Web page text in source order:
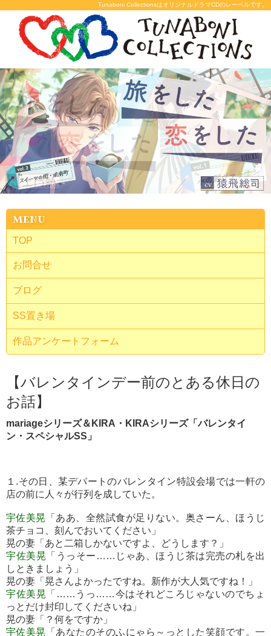
Tunaboni CollectionsはオリジナルドラマCDのレーベルです。
MENU
TOP
お問合せ
ブログ
SS置き場
作品アンケートフォーム
【バレンタインデー前のとある休日の
お話】
mariageシリーズ＆KIRA・KIRAシリーズ「バレンタイ
ン・スペシャルSS」
１.その日、某デパートのバレンタイン特設会場では一軒の
店の前に人々が行列を成していた。
宇佐美晃
「ああ、全然試食が足りない。奥さーん、ほうじ
茶チョコ、刻んでおいてください」
晃の妻「あと二箱しかないですよ、どうします？」
宇佐美晃 「うっそー……じゃあ、ほうじ茶は完売の札を出
しときましょう」
晃の妻「晃さんよかったですね。新作が大人気ですね！」
宇佐美晃 「……うっ……今はそれどころじゃないのでちょ
っとだけ封印してくださいね」
晃の妻「？何をですか」
宇佐美晃
「あなたのそのふにゃら～っとした笑顔です。一